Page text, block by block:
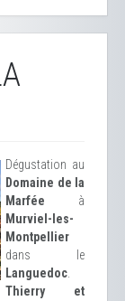
Dégustation au
Domaine de la
Marfée à
Murviel-les-
Montpellier
dans le
Languedoc
Thierry et